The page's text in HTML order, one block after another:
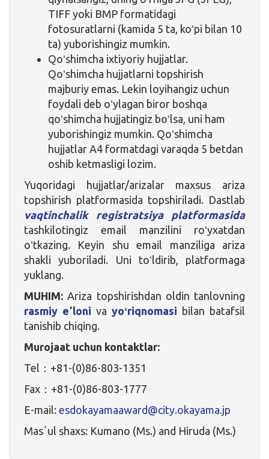
TIFF yoki BMP formatidagi
fotosuratlarni (kamida 5 ta, koʻpi bilan 10
ta) yuborishingiz mumkin.
Qoʻshimcha ixtiyoriy hujjatlar.
Qoʻshimcha hujjatlarni topshirish
majburiy emas. Lekin loyihangiz uchun
foydali deb oʻylagan biror boshqa
qoʻshimcha hujjatingiz boʻlsa, uni ham
yuborishingiz mumkin. Qoʻshimcha
hujjatlar A4 formatdagi varaqda 5 betdan
oshib ketmasligi lozim.
Yuqoridagi hujjatlar/arizalar maxsus ariza
topshirish platformasida topshiriladi. Dastlab
vaqtinchalik registratsiya platformasida
tashkilotingiz email manzilini roʻyxatdan
oʻtkazing. Keyin shu email manziliga ariza
shakli yuboriladi. Uni toʻldirib, platformaga
yuklang.
MUHIM: Ariza topshirishdan oldin tanlovning
rasmiy eʼloni va yoʻriqnomasi bilan batafsil
tanishib chiqing.
Murojaat uchun kontaktlar:
Tel：+81-(0)86-803-1351
Fax：+81-(0)86-803-1777
E-mail: esdokayamaaward@city.okayama.jp
Masʼul shaxs: Kumano (Ms.) and Hiruda (Ms.)